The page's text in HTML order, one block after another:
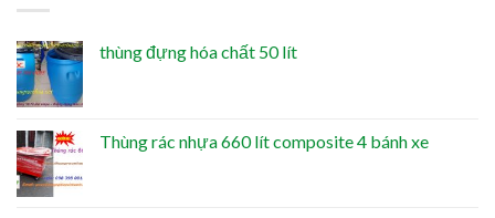
thùng đựng hóa chất 50 lít
Thùng rác nhựa 660 lít composite 4 bánh xe